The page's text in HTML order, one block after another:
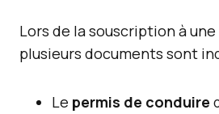
Lors de la souscription à
plusieurs documents sont
Le permis de conduire